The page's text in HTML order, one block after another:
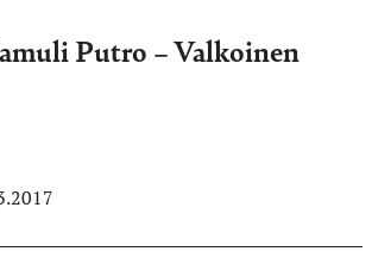
Putro – Valkoinen